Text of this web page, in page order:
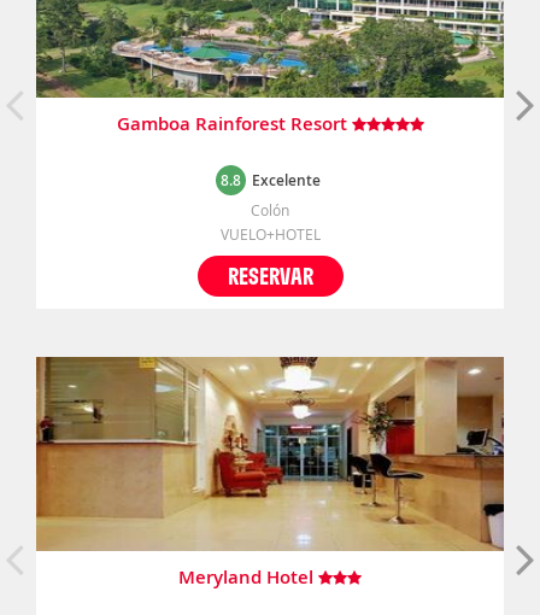
Gamboa Rainforest Resort
8.8 Excelente
Colón
VUELO+HOTEL
RESERVAR
Meryland Hotel